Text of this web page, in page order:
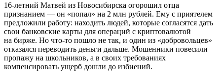
16-летний Матвей из Новосибирска огорошил отца
признанием — он «попал» на 2 млн рублей. Ему с приятелем
предложили работу: находить людей, которые согласятся дать
свои банковские карты для операций с криптовалютой
на бирже. Но что-то пошло не так, и один из «добровольцев»
отказался переводить деньги дальше. Мошенники повесили
пропажу на школьников, а в своих требованиях
компенсировать ущерб дошли до избиений.